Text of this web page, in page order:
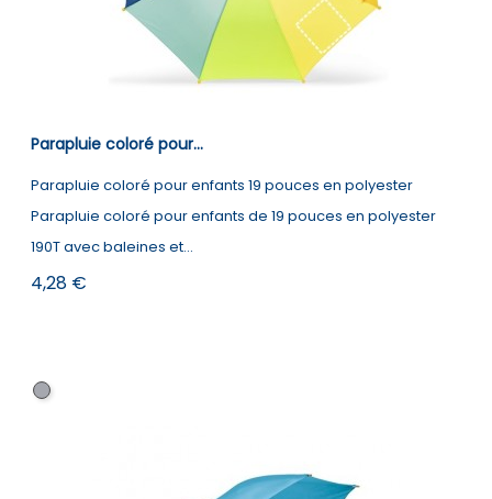
Parapluie coloré pour...
Parapluie coloré pour enfants 19 pouces en polyester
Parapluie coloré pour enfants de 19 pouces en polyester
190T avec baleines et...
Prix
4,28 €
Panaché